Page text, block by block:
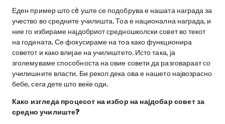
Еден пример што сè уште се подобрува е нашата награда за
учество во средните училишта. Тоа е национална награда, и
ние го избираме најдобриот средношколски совет во текот
на годината. Се фокусираме на тоа како функционира
советот и како влијае на училиштето. Исто така, ја
зголемуваме способноста на овие совети да разговараат со
училишните власти. Би рекол дека ова е нашето највозрасно
бебе, сега дете што веќе оди.
Како изгледа процесот на избор на најдобар совет за
средно училиште?